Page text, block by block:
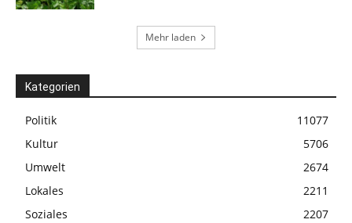
Mehr laden
Kategorien
Politik
11077
Kultur
5706
Umwelt
2674
Lokales
2211
Soziales
2207